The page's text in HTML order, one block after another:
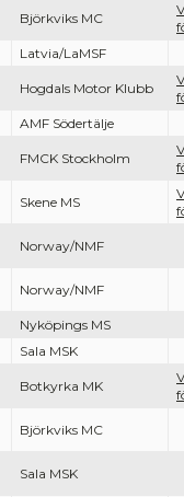
Björkviks MC
Latvia/LaMSF
Hogdals Motor Klubb
AMF Södertälje
FMCK Stockholm
Skene MS
Norway/NMF
Norway/NMF
Nyköpings MS
Sala MSK
Botkyrka MK
Björkviks MC
Sala MSK